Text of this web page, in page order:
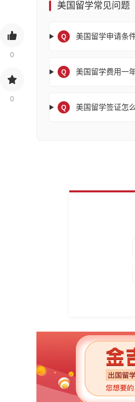
0
0
美国留学常见问题
Q 美国留学申请条
Q 美国留学费用一
Q 美国留学签证怎